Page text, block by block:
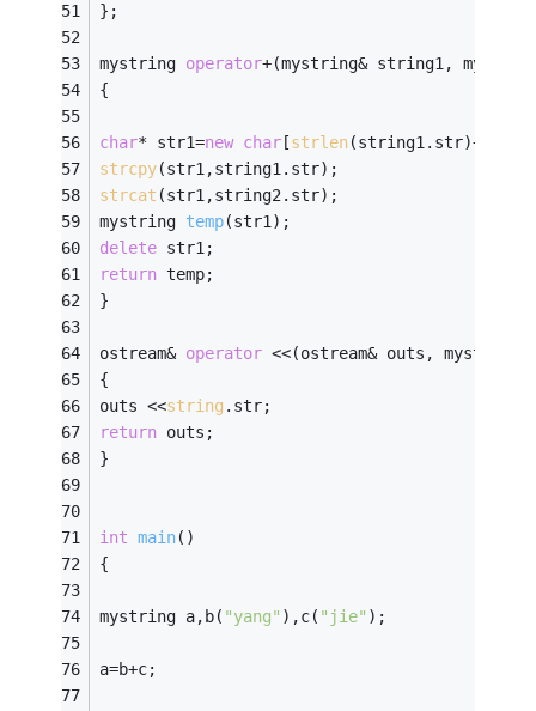
};
mystring operator+(mystring& string1,
{
char* str1=new char [strlen(string1.str)+
strcpy(str1,string1.str);
strcat (str1,string2.str);
mystring temp(str1) ;
delete str1;
return temp;
}
ostream& operator <<(ostream& outs,
{
outs <<string .str;
return outs;
}
int main()
{
mystring a,b( "yang" ),c( "jie" );
a=b+c;